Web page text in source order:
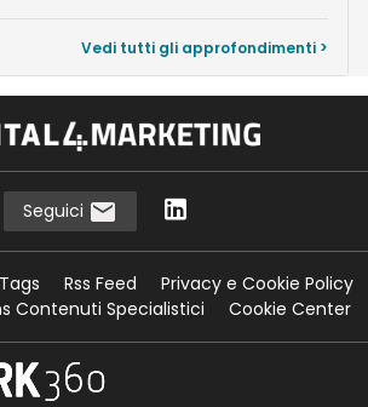
Vedi tutti gli approfondimenti >
Seguici
Tags Rss Feed
Privacy e Cookie Policy
Contenuti Specialistici
Cookie Center